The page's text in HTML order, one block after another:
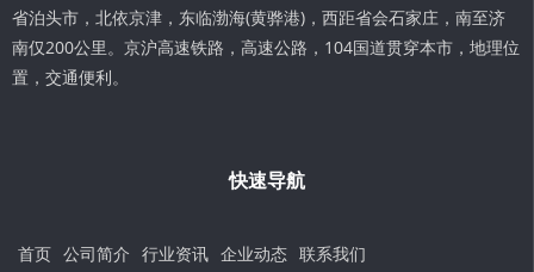
省泊头市，北依京津，东临渤海(黄骅港)，西距省会石家庄，南至济
南仅200公里。京沪高速铁路，高速公路，104国道贯穿本市，地理位
置，交通便利。
快速导航
首页 公司简介 行业资讯 企业动态 联系我们